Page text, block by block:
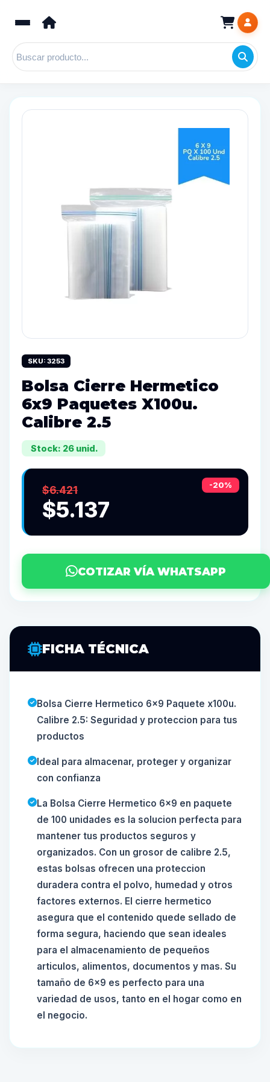
SKU: 3253
Bolsa Cierre Hermetico
6x9 Paquetes X100u.
Calibre 2.5
Stock: 26 unid.
-20%
$6.421
$5.137
COTIZAR VÍA WHATSAPP
FICHA TÉCNICA
Bolsa Cierre Hermetico 6x9 Paquete x100u.
Calibre 2.5: Seguridad y proteccion para tus
productos
Ideal para almacenar, proteger y organizar
con confianza
La Bolsa Cierre Hermetico 6x9 en paquete
de 100 unidades es la solucion perfecta para
mantener tus productos seguros y
organizados. Con un grosor de calibre 2.5,
estas bolsas ofrecen una proteccion
duradera contra el polvo, humedad y otros
factores externos. El cierre hermetico
asegura que el contenido quede sellado de
forma segura, haciendo que sean ideales
para el almacenamiento de pequeños
articulos, alimentos, documentos y mas. Su
tamaño de 6x9 es perfecto para una
variedad de usos, tanto en el hogar como en
el negocio.